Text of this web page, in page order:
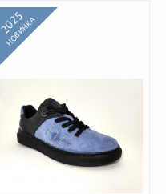
2025
НОВИНКА